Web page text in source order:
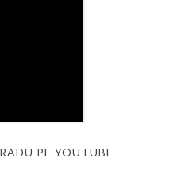
PE YOUTUBE